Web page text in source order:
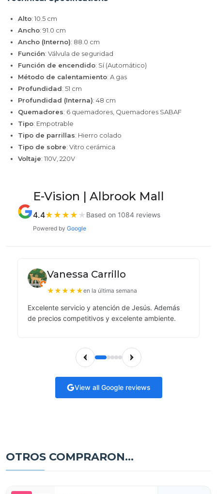
Alto: 10.5 cm
Ancho: 91.0 cm
Ancho (Interno): 88.0 cm
Función: Válvula de seguridad
Función de encendido: Sí (Automático)
Método de calentamiento: A gas
Profundidad: 51 cm
Profundidad (Interna): 48 cm
Quemadores: 6 quemadores, Quemadores SABAF
Tipo: Empotrable
Tipo de parrillas: Hierro colado
Tipo de sobre: Vitro cerámica
Voltaje: 110V, 220V
E-Vision | Albrook Mall
4.4★ ★ ★ ★ ★ Based on 1084 reviews
Powered by Google
Vanessa Carrillo
★★★★★en la última semana
Excelente servicio y atención de Jesús. Además
de precios competitivos y excelente ambiente.
View all Google reviews
OTROS COMPRARON...